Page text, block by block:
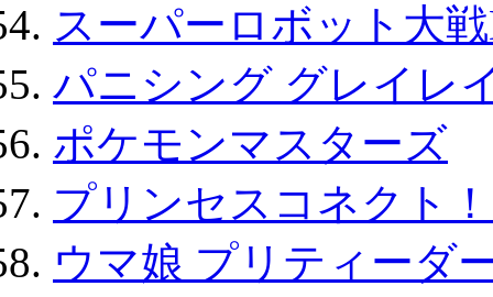
スーパーロボット大
パニシング グレイレ
ポケモンマスターズ
プリンセスコネクト
ウマ娘 プリティーダ